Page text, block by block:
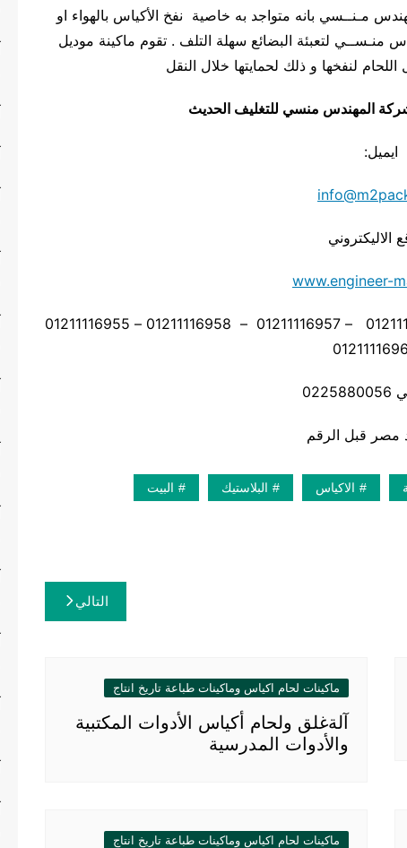
. تمتاز موديل 306 ماركة المهندس مـنــسي بانه متواجد به خاصية نفخ الأكياس بالهواء او
موديل 306 ماركة المهندس منـســي لتعبئة البضائع سهلة التلف . تقوم ماكينة موديل
شركة المهندس منسي للتغليف الحديث
ايميل:
الاليكتروني
www.engineer-
موبايل: 01211116954 – 01211116955 – 01211116956 – 01211116957 – 01211116958 – 01211116955
الاكياس البلاستيك البيت
التالي
ماكينات لحام اكياس وماكينات طباعة تاريخ انتاج
آلةغلق ولحام أكياس الأدوات المكتبية
والأدوات المدرسية
ماكينات لحام اكياس وماكينات طباعة تاريخ انتاج